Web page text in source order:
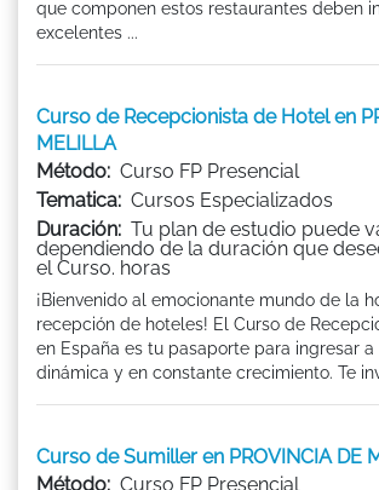
que componen estos restaurantes deben
excelentes ...
Curso de Recepcionista de Hotel en
MELILLA
Método: Curso FP Presencial
Tematica: Cursos Especializados
Duración: Tu plan de estudio puede
dependiendo de la duración que
el Curso. horas
¡Bienvenido al emocionante mundo de la
recepción de hoteles! El Curso de
en España es tu pasaporte para ingresar a
dinámica y en constante crecimiento. Te
Curso de Sumiller en PROVINCIA DE
Método: Curso FP Presencial